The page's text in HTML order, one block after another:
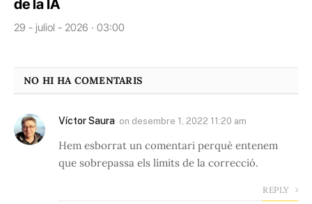
de la IA
29 - juliol - 2026 · 03:00
NO HI HA COMENTARIS
Víctor Saura on desembre 1, 2022 11:20 am
Hem esborrat un comentari perquè entenem
que sobrepassa els límits de la correcció.
REPLY